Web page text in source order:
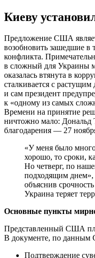
Киеву
Предложение США
возобновить зашедшие в
конфликта.
в сложный для Украины
оказалась втянута в
сталкивается с
и сам президент
к «одному из самых
Времени на принятие
ничтожно мало: Дональд
благодарения — 27
«У меня было
хорошо, то сроки,
Но четверг, по
подходящим
объяснив
Украина теряет
Основные пункты
Представленный США
В документе, по данным
Подтверждение